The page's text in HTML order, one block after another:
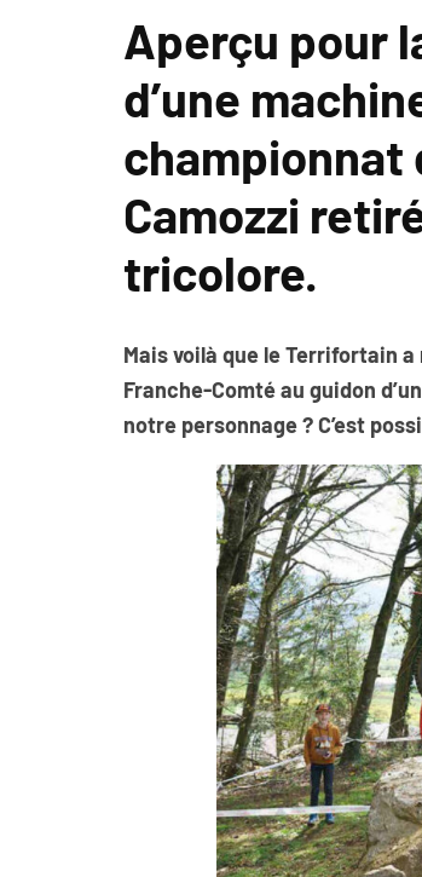
Aperçu pour
d’une
championnat
Camozzi
tricolore.
Mais voilà que le Terrifortain
Franche-Comté au guidon
notre personnage ? C’est